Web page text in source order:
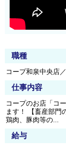
職種
コープ和泉中央店
仕事内容
コープのお店「コ
ます！ 【畜産部門
鶏肉、豚肉等の...
給与